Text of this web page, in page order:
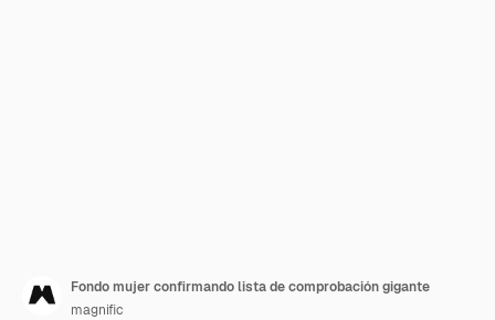
Fondo mujer confirmando lista de comprobación gigante
magnific